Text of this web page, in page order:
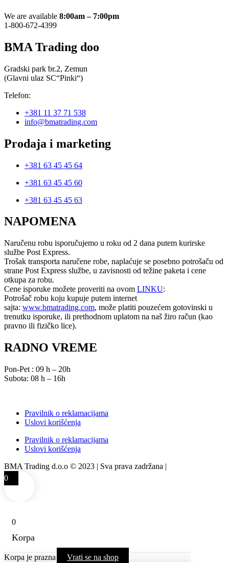
We are available 8:00am – 7:00pm
1-800-672-4399
BMA Trading doo
Gradski park br.2, Zemun
(Glavni ulaz SC“Pinki“)
Telefon:
+381 11 37 71 538
info@bmatrading.com
Prodaja i marketing
+381 63 45 45 64
+381 63 45 45 60
+381 63 45 45 63
NAPOMENA
Naručenu robu isporučujemo u roku od 2 dana putem kurirske
službe Post Express.
Trošak transporta naručene robe, naplaćuje se posebno potrošaču od
strane Post Express službe, u zavisnosti od težine paketa i cene
otkupa za robu.
Cene isporuke možete proveriti na ovom LINKU:
Potrošač robu koju kupuje putem internet
sajta: www.bmatrading.com, može platiti pouzećem gotovinski u
trenutku isporuke, ili prethodnom uplatom na naš žiro račun (kao
pravno ili fizičko lice).
RADNO VREME
Pon-Pet : 09 h – 20h
Subota: 08 h – 16h
Pravilnik o reklamacijama
Uslovi korišćenja
Pravilnik o reklamacijama
Uslovi korišćenja
BMA Trading d.o.o © 2023 | Sva prava zadržana |
0
0
Korpa
Korpa je prazna Vrati se na shop